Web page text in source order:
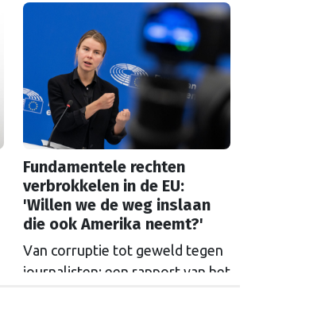
Fundamentele rechten
verbrokkelen in de EU:
'Willen we de weg inslaan
die ook Amerika neemt?'
Van corruptie tot geweld tegen
journalisten: een rapport van het